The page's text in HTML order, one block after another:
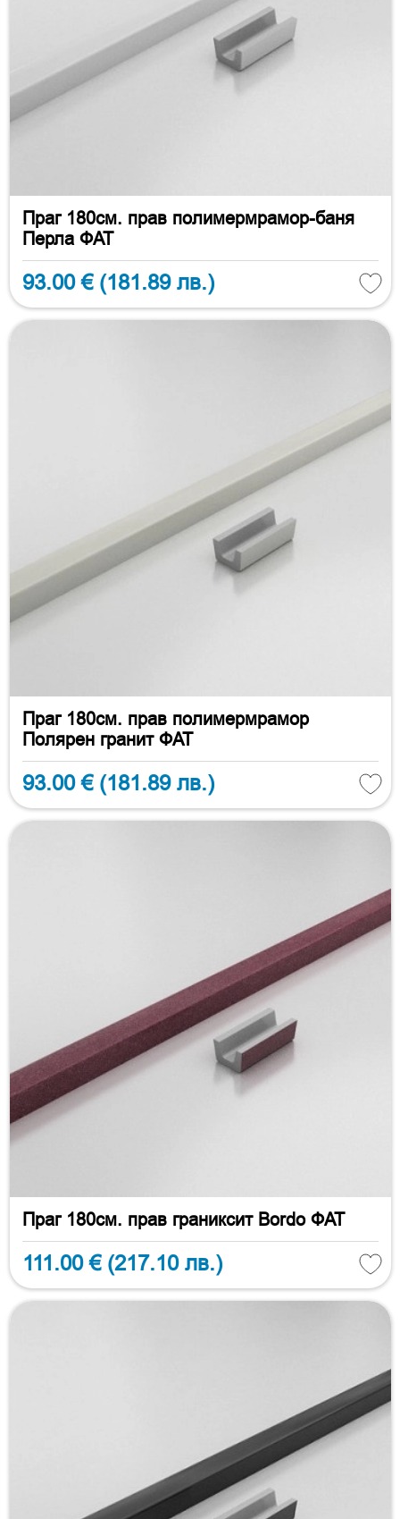
Праг 180см. прав полимермрамор-баня
Перла ФАТ
93.00 € (181.89 лв.)
Праг 180см. прав полимермрамор
Полярен гранит ФАТ
93.00 € (181.89 лв.)
Праг 180см. прав граниксит Bordo ФАТ
111.00 € (217.10 лв.)